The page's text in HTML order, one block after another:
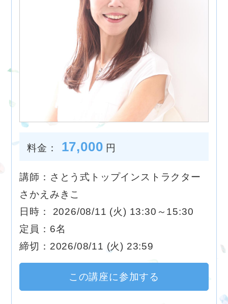
料金： 17,000 円
講師：さとう式トップインストラクター
さかえみきこ
日時： 2026/08/11 (火) 13:30～15:30
定員：6名
締切：2026/08/11 (火) 23:59
この講座に参加する